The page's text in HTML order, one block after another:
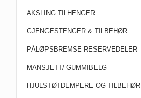
AKSLING TILHENGER
GJENGESTENGER & TILBEHØR
PÅLØPSBREMSE RESERVEDELER
MANSJETT/ GUMMIBELG
HJULSTØTDEMPERE OG TILBEHØR